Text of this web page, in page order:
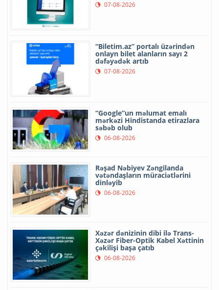
07-08-2026
“Biletim.az” portalı üzərindən
onlayn bilet alanların sayı 2
dəfəyədək artıb
07-08-2026
“Google”un məlumat emalı
mərkəzi Hindistanda etirazlara
səbəb olub
06-08-2026
Rəşad Nəbiyev Zəngilanda
vətəndaşların müraciətlərini
dinləyib
06-08-2026
Xəzər dənizinin dibi ilə Trans-
Xəzər Fiber-Optik Kabel Xəttinin
çəkilişi başa çatıb
06-08-2026